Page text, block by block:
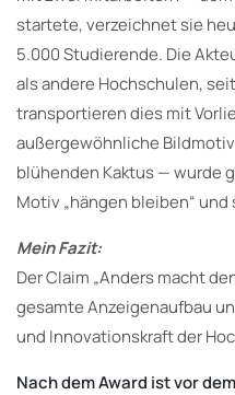
startete, verzeichnet sie
5.000 Studierende. Die
als andere Hochschulen,
transportieren dies mit
außergewöhnliche
blühenden Kaktus — wurde
Motiv „hängen bleiben“
Mein Fazit:
Der Claim „Anders macht
gesamte Anzeigenaufbau
und Innovationskraft der
Nach dem Award ist vor